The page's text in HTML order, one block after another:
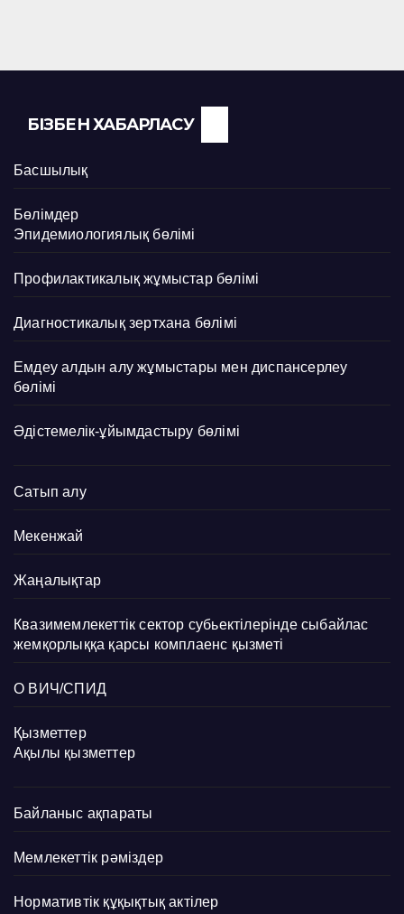
БІЗБЕН ХАБАРЛАСУ
Басшылық
Бөлімдер
Эпидемиологиялық бөлімі
Профилактикалық жұмыстар бөлімі
Диагностикалық зертхана бөлімі
Емдеу алдын алу жұмыстары мен диспансерлеу
бөлімі
Әдістемелік-ұйымдастыру бөлімі
Сатып алу
Мекенжай
Жаңалықтар
Квазимемлекеттік сектор субьектілерінде сыбайлас
жемқорлыққа қарсы комплаенс қызметі
О ВИЧ/СПИД
Қызметтер
Ақылы қызметтер
Байланыс ақпараты
Мемлекеттік рәміздер
Нормативтік құқықтық актілер